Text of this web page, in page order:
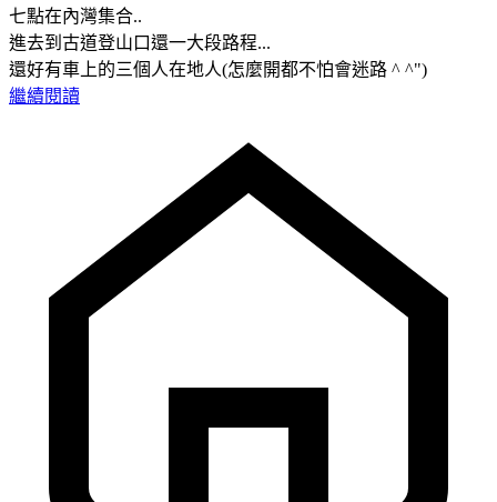
七點在內灣集合..
進去到古道登山口還一大段路程...
還好有車上的三個人在地人(怎麼開都不怕會迷路 ^ ^")
繼續閱讀